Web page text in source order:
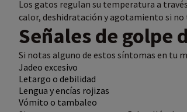
Los gatos regulan su temperatura a
calor, deshidratación y agotamiento si no
Señales de golpe
Si notas alguno de estos síntomas en tu
Jadeo excesivo
Letargo o debilidad
Lengua y encías rojizas
Vómito o tambaleo